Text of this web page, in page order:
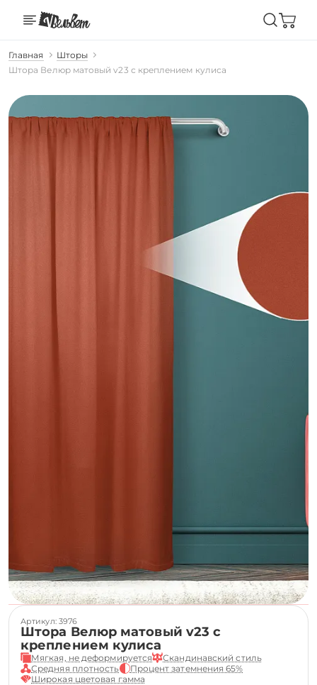
Главная
Шторы
Штора Велюр матовый v23 с креплением кулиса
Артикул: 3976
Штора Велюр матовый v23 с
креплением кулиса
Мягкая, не деформируется
Скандинавский стиль
Средняя плотность
Процент затемнения 65%
Широкая цветовая гамма